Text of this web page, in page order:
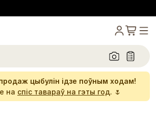
цыбулін ідзе поўным ходам!
на спіс тавараў на гэты год. 🌷